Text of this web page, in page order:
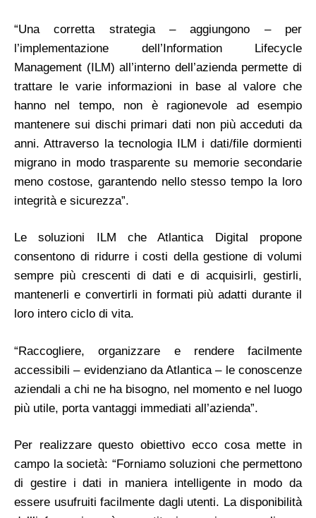
“Una corretta strategia – aggiungono – per
l’implementazione dell’Information Lifecycle
Management (ILM) all’interno dell’azienda permette di
trattare le varie informazioni in base al valore che
hanno nel tempo, non è ragionevole ad esempio
mantenere sui dischi primari dati non più acceduti da
anni. Attraverso la tecnologia ILM i dati/file dormienti
migrano in modo trasparente su memorie secondarie
meno costose, garantendo nello stesso tempo la loro
integrità e sicurezza”.
Le soluzioni ILM che Atlantica Digital propone
consentono di ridurre i costi della gestione di volumi
sempre più crescenti di dati e di acquisirli, gestirli,
mantenerli e convertirli in formati più adatti durante il
loro intero ciclo di vita.
“Raccogliere, organizzare e rendere facilmente
accessibili – evidenziano da Atlantica – le conoscenze
aziendali a chi ne ha bisogno, nel momento e nel luogo
più utile, porta vantaggi immediati all’azienda”.
Per realizzare questo obiettivo ecco cosa mette in
campo la società: “Forniamo soluzioni che permettono
di gestire i dati in maniera intelligente in modo da
essere usufruiti facilmente dagli utenti. La disponibilità